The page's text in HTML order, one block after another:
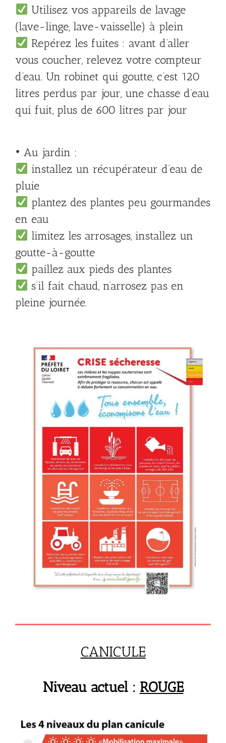
Utilisez vos appareils de lavage
(lave-linge, lave-vaisselle) à plein
Repérez les fuites : avant d’aller
vous coucher, relevez votre compteur
d’eau. Un robinet qui goutte, c’est 120
litres perdus par jour, une chasse d’eau
qui fuit, plus de 600 litres par jour
• Au jardin :
installez un récupérateur d’eau de
pluie
plantez des plantes peu gourmandes
en eau
limitez les arrosages, installez un
goutte-à-goutte
paillez aux pieds des plantes
s’il fait chaud, n’arrosez pas en
pleine journée.
CANICULE
Niveau actuel : ROUGE